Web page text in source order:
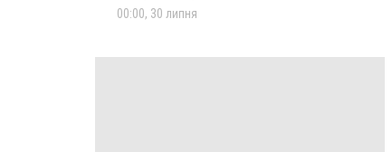
00:00, 30 липня